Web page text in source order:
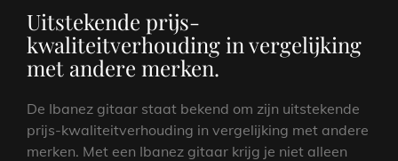
Uitstekende prijs-
kwaliteitverhouding in vergelijking
met andere merken.
De Ibanez gitaar staat bekend om zijn uitstekende
prijs-kwaliteitverhouding in vergelijking met andere
merken. Met een Ibanez gitaar krijg je niet alleen